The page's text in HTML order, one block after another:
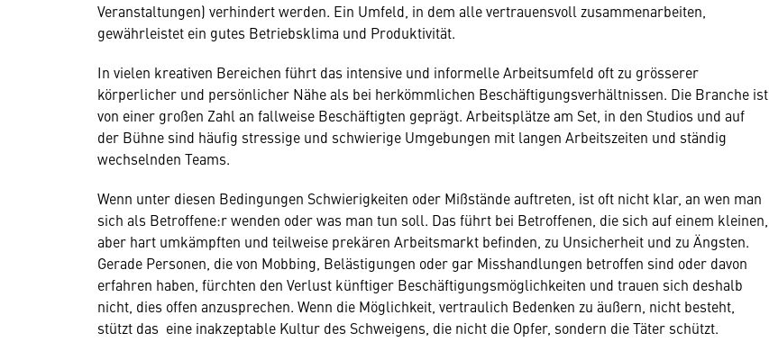
Veranstaltungen) verhindert werden. Ein Umfeld, in dem alle vertrauensvoll zusammenarbeiten,
gewährleistet ein gutes Betriebsklima und Produktivität.
In vielen kreativen Bereichen führt das intensive und informelle Arbeitsumfeld oft zu grösserer
körperlicher und persönlicher Nähe als bei herkömmlichen Beschäftigungsverhältnissen. Die Branche ist
von einer großen Zahl an fallweise Beschäftigten geprägt. Arbeitsplätze am Set, in den Studios und auf
der Bühne sind häufig stressige und schwierige Umgebungen mit langen Arbeitszeiten und ständig
wechselnden Teams.
Wenn unter diesen Bedingungen Schwierigkeiten oder Mißstände auftreten, ist oft nicht klar, an wen man
sich als Betroffene:r wenden oder was man tun soll. Das führt bei Betroffenen, die sich auf einem kleinen,
aber hart umkämpften und teilweise prekären Arbeitsmarkt befinden, zu Unsicherheit und zu Ängsten.
Gerade Personen, die von Mobbing, Belästigungen oder gar Misshandlungen betroffen sind oder davon
erfahren haben, fürchten den Verlust künftiger Beschäftigungsmöglichkeiten und trauen sich deshalb
nicht, dies offen anzusprechen. Wenn die Möglichkeit, vertraulich Bedenken zu äußern, nicht besteht,
stützt das eine inakzeptable Kultur des Schweigens, die nicht die Opfer, sondern die Täter schützt.